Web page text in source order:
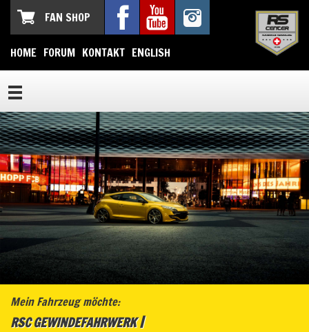
FAN SHOP
HOME FORUM KONTAKT ENGLISH
Mein Fahrzeug möchte:
RSC GEWINDEFAHRWERK